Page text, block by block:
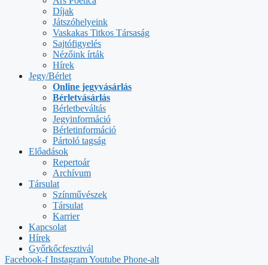
Díjak
Játszóhelyeink
Vaskakas Titkos Társaság
Sajtófigyelés
Nézőink írták
Hírek
Jegy/Bérlet
Online jegyvásárlás
Bérletvásárlás
Bérletbeváltás
Jegyinformáció
Bérletinformáció
Pártoló tagság
Előadások
Repertoár
Archívum
Társulat
Színművészek
Társulat
Karrier
Kapcsolat
Hírek
Győrkőcfesztivál
Facebook-f InstagramYoutube Phone-alt